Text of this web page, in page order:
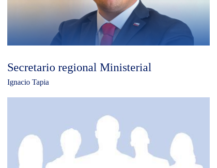
Secretario regional Ministerial
Ignacio Tapia